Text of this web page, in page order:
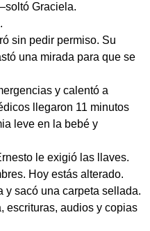
Graciela.
sin pedir permiso. Su
una mirada para que se
y calentó a
llegaron 11 minutos
leve en la bebé y
le exigió las llaves.
Hoy estás alterado.
y sacó una carpeta sellada.
escrituras, audios y copias